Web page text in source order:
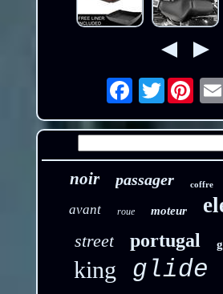
Twitter
noir passager coffre
avant roue moteur
street portugal
king glide